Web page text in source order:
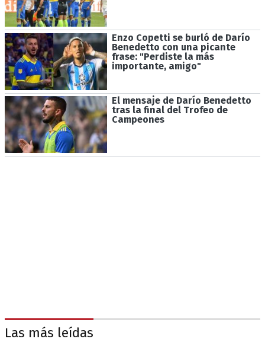
Enzo Copetti se burló de Darío
Benedetto con una picante
frase: "Perdiste la más
importante, amigo"
El mensaje de Darío Benedetto
tras la final del Trofeo de
Campeones
Las más leídas